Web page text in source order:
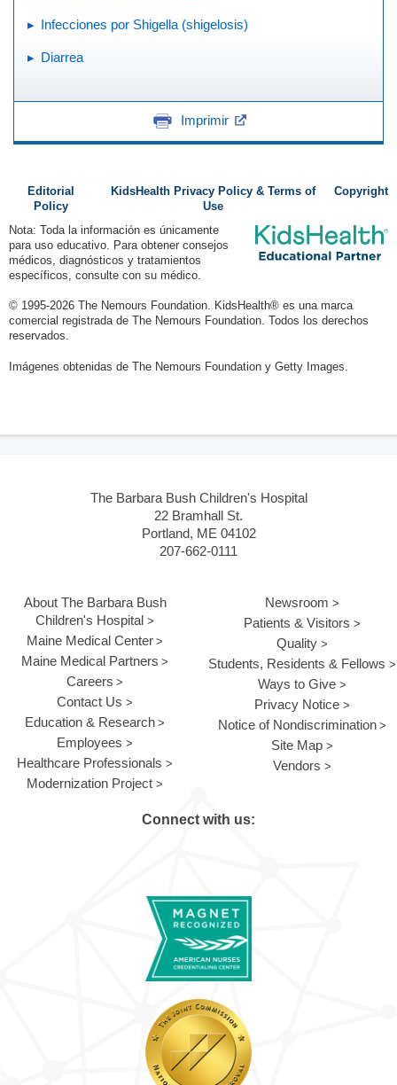
Infecciones por Shigella (shigelosis)
Diarrea
Imprimir
Editorial
Policy
KidsHealth Privacy Policy & Terms of
Use
Copyright
Nota: Toda la información es únicamente
para uso educativo. Para obtener consejos
médicos, diagnósticos y tratamientos
específicos, consulte con su médico.
© 1995-2026 The Nemours Foundation. KidsHealth® es una marca
comercial registrada de The Nemours Foundation. Todos los derechos
reservados.
Imágenes obtenidas de The Nemours Foundation y Getty Images.
The Barbara Bush Children's Hospital
22 Bramhall St.
Portland, ME 04102
207-662-0111
About The Barbara Bush
Children's Hospital
Maine Medical Center
Maine Medical Partners
Careers
Contact Us
Education & Research
Employees
Healthcare Professionals
Modernization Project
Newsroom
Patients & Visitors
Quality
Students, Residents & Fellows
Ways to Give
Privacy Notice
Notice of Nondiscrimination
Site Map
Vendors
Connect with us: